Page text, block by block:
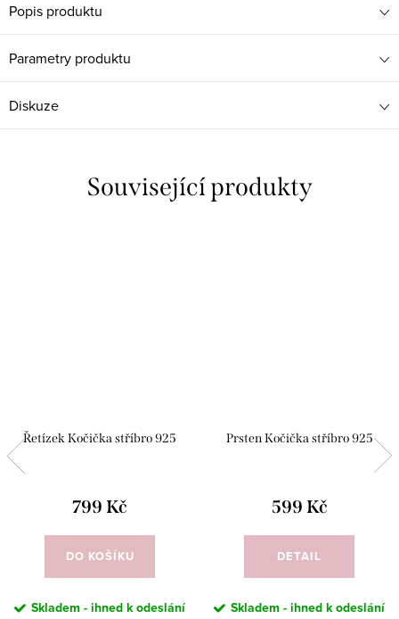
Popis produktu
Parametry produktu
Diskuze
Související produkty
Řetízek Kočička stříbro 925
799 Kč
DO KOŠÍKU
Skladem - ihned k odeslání
Prsten Kočička stříbro 925
599 Kč
DETAIL
Skladem - ihned k odeslání